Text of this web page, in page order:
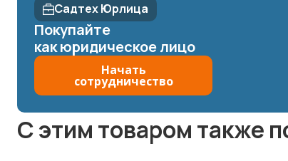
Садтех Юрлица
Покупайте
как юридическое лицо
Начать
сотрудничество
C этим товаром также